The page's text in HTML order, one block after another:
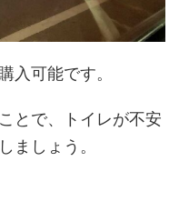
入可能です。
とで、トイレが不安
ましょう。